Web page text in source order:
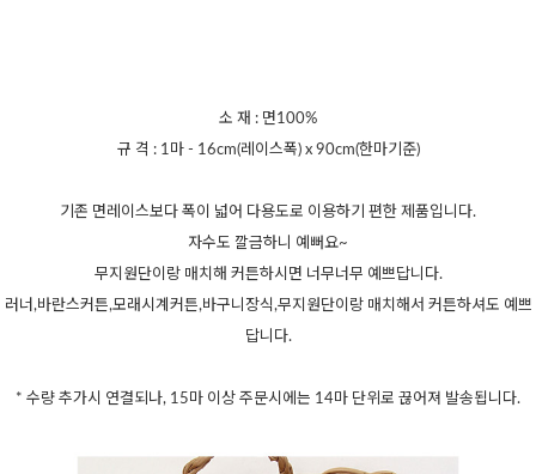
소 재 : 면100%
규 격 : 1마 - 16cm(레이스폭) x 90cm(한마기준)
기존 면레이스보다 폭이 넓어 다용도로 이용하기 편한 제품입니다.
자수도 깔금하니 예뻐요~
무지원단이랑 매치해 커튼하시면 너무너무 예쁘답니다.
러너,바란스커튼,모래시계커튼,바구니장식,무지원단이랑 매치해서 커튼하셔도 예쁘
답니다.
* 수량 추가시 연결되나, 15마 이상 주문시에는 14마 단위로 끊어져 발송됩니다.